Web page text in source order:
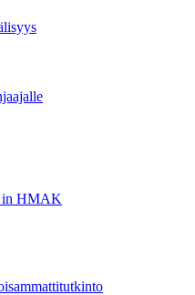
in HMAK